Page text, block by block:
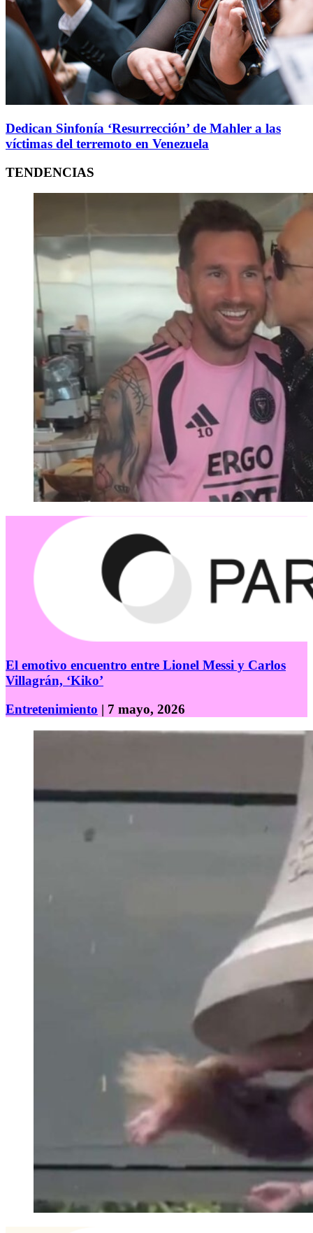
Dedican Sinfonía ‘Resurrección’ de Mahler a las
víctimas del terremoto en Venezuela
TENDENCIAS
El emotivo encuentro entre Lionel Messi y Carlos
Villagrán, ‘Kiko’
Entretenimiento | 7 mayo, 2026